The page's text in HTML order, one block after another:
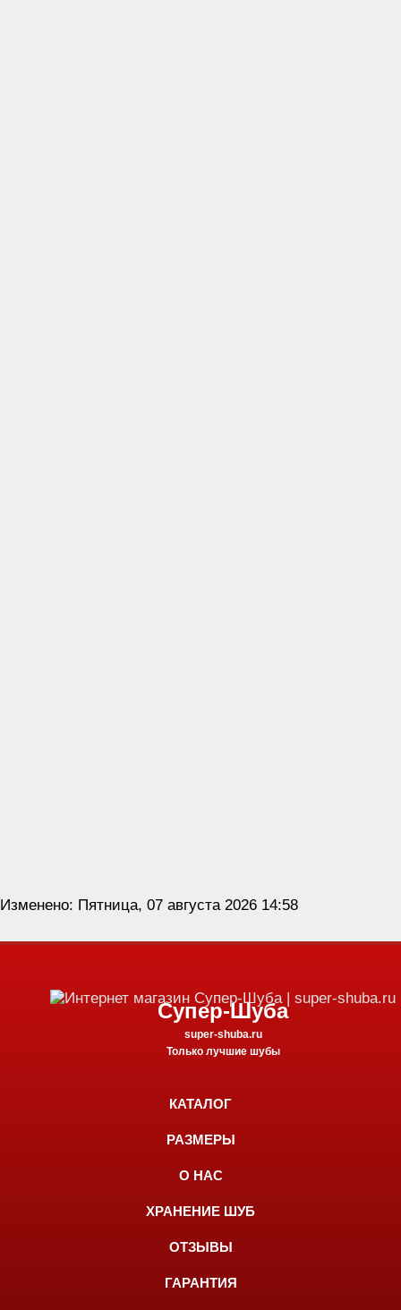
Изменено: Пятница, 07 августа 2026 14:58
Супер-Шуба
super-shuba.ru
Только лучшие шубы
КАТАЛОГ
РАЗМЕРЫ
О НАС
ХРАНЕНИЕ ШУБ
ОТЗЫВЫ
ГАРАНТИЯ